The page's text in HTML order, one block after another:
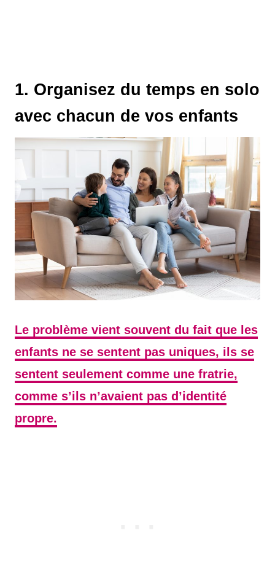
1. Organisez du temps en solo
avec chacun de vos enfants
Le problème vient souvent du fait que les
enfants ne se sentent pas uniques, ils se
sentent seulement comme une fratrie,
comme s’ils n’avaient pas d’identité
propre.